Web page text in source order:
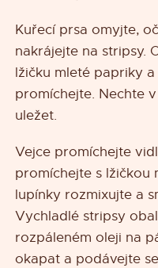
Kuřecí prsa omyjte,
nakrájejte na stripsy.
lžičku mleté papriky
promíchejte. Nechte
uležet.
Vejce promíchejte
promíchejte s lžičkou
lupínky rozmixujte a
Vychladlé stripsy
rozpáleném oleji na
okapat a podávejte